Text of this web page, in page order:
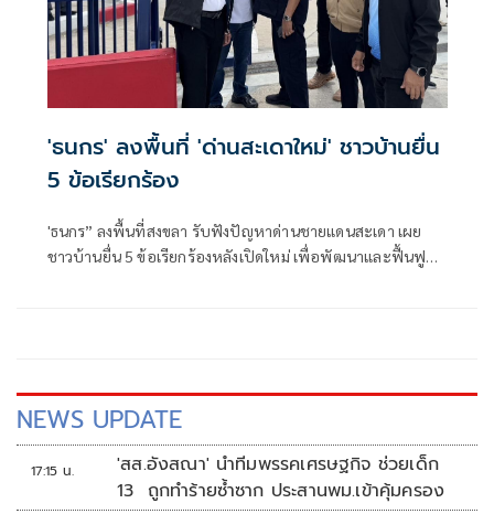
'ธนกร' ลงพื้นที่ 'ด่านสะเดาใหม่' ชาวบ้านยื่น
5 ข้อเรียกร้อง
'ธนกร” ลงพื้นที่สงขลา รับฟังปัญหาด่านชายแดนสะเดา เผย
ชาวบ้านยื่น 5 ข้อเรียกร้องหลังเปิดใหม่ เพื่อพัฒนาและฟื้นฟู
NEWS UPDATE
17:15 น.
'สส.อังสณา' นำทีมพรรคเศรษฐกิจ ช่วยเด็ก
13 ถูกทำร้ายซ้ำซาก ประสานพม.เข้าคุ้มครอง